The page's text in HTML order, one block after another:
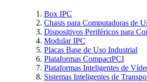
Box IPC
Chasis para Computadoras de
Dispositivos Periféricos para
Modular IPC
Placas Base de Uso Industrial
Plataformas CompactPCI
Plataformas Inteligentes de
Sistemas Inteligentes de